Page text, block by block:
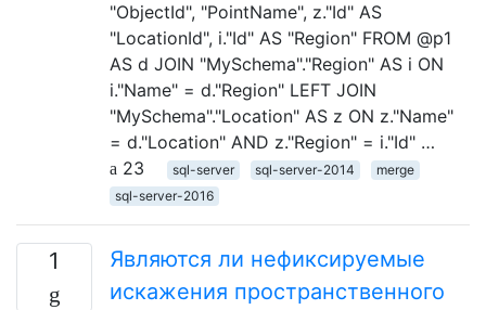
"ObjectId", "PointName", z."Id" AS
"LocationId", i."Id" AS "Region" FROM @p1
AS d JOIN "MySchema"."Region" AS i ON
i."Name" = d."Region" LEFT JOIN
"MySchema"."Location" AS z ON z."Name"
= d."Location" AND z."Region" = i."Id" …
23
sql-server sql-server-2014
merge
sql-server-2016
1
Являются ли нефиксируемые
искажения пространственного